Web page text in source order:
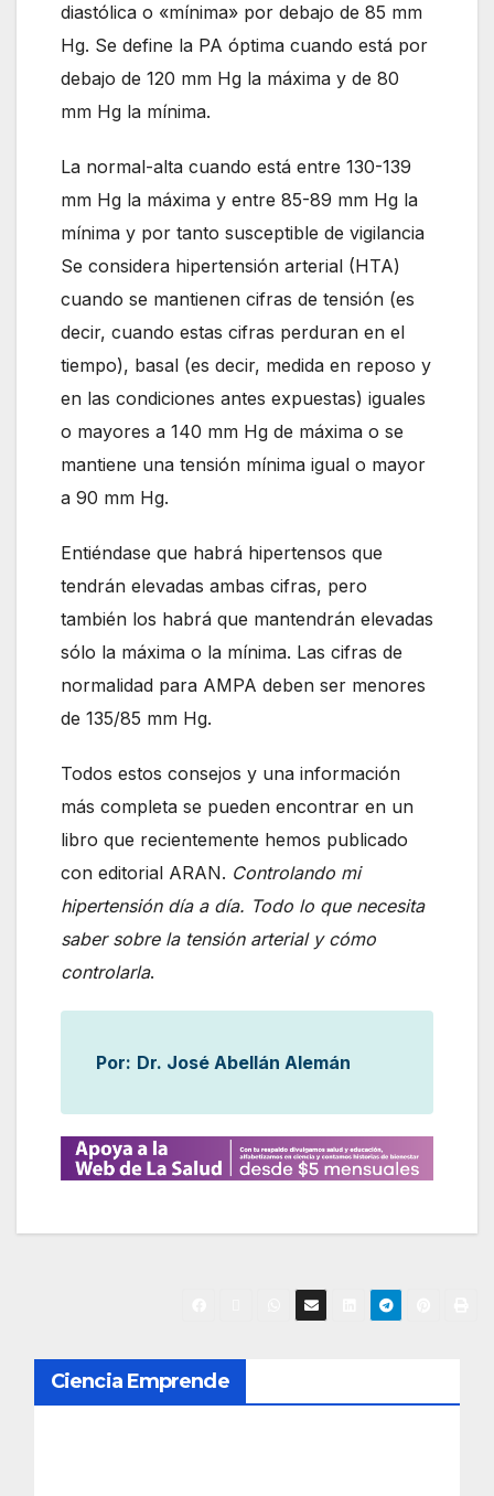
diastólica o «mínima» por debajo de 85 mm
Hg. Se define la PA óptima cuando está por
debajo de 120 mm Hg la máxima y de 80
mm Hg la mínima.
La normal-alta cuando está entre 130-139
mm Hg la máxima y entre 85-89 mm Hg la
mínima y por tanto susceptible de vigilancia
Se considera hipertensión arterial (HTA)
cuando se mantienen cifras de tensión (es
decir, cuando estas cifras perduran en el
tiempo), basal (es decir, medida en reposo y
en las condiciones antes expuestas) iguales
o mayores a 140 mm Hg de máxima o se
mantiene una tensión mínima igual o mayor
a 90 mm Hg.
Entiéndase que habrá hipertensos que
tendrán elevadas ambas cifras, pero
también los habrá que mantendrán elevadas
sólo la máxima o la mínima. Las cifras de
normalidad para AMPA deben ser menores
de 135/85 mm Hg.
Todos estos consejos y una información
más completa se pueden encontrar en un
libro que recientemente hemos publicado
con editorial ARAN. Controlando mi
hipertensión día a día. Todo lo que necesita
saber sobre la tensión arterial y cómo
controlarla.
Por: Dr. José Abellán Alemán
N
a
Ciencia Emprende